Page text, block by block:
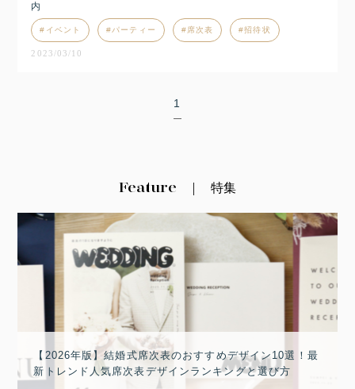
内
イベント パーティー 席次表 招待状
2023/03/10
1
Feature 特集
【2026年版】結婚式席次表のおすすめデザイン10選！最
新トレンド人気席次表デザインランキングと選び方